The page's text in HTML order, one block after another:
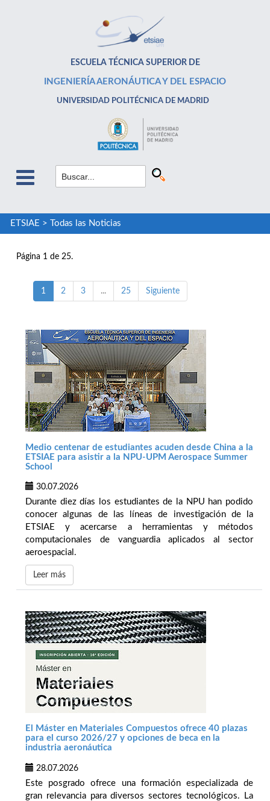
ESCUELA TÉCNICA SUPERIOR DE
INGENIERÍA AERONÁUTICA Y DEL ESPACIO
UNIVERSIDAD POLITÉCNICA DE MADRID
ETSIAE > Todas las Noticias
Página 1 de 25.
1 2 3 ... 25 Siguiente
Medio centenar de estudiantes acuden desde China a la
ETSIAE para asistir a la NPU-UPM Aerospace Summer
School
30.07.2026
Durante diez días los estudiantes de la NPU han podido
conocer algunas de las líneas de investigación de la
ETSIAE y acercarse a herramientas y métodos
computacionales de vanguardia aplicados al sector
aeroespacial.
Leer más
El Máster en Materiales Compuestos ofrece 40 plazas
para el curso 2026/27 y opciones de beca en la
industria aeronáutica
28.07.2026
Este posgrado ofrece una formación especializada de
gran relevancia para diversos sectores tecnológicos. La